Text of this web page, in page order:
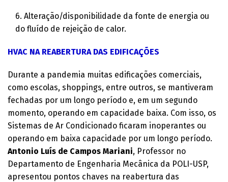
6. Alteração/disponibilidade da fonte de energia ou
do fluído de rejeição de calor.
HVAC NA REABERTURA DAS EDIFICAÇÕES
Durante a pandemia muitas edificações comerciais,
como escolas, shoppings, entre outros, se mantiveram
fechadas por um longo período e, em um segundo
momento, operando em capacidade baixa. Com isso, os
Sistemas de Ar Condicionado ficaram inoperantes ou
operando em baixa capacidade por um longo período.
Antonio Luís de Campos Mariani, Professor no
Departamento de Engenharia Mecânica da POLI-USP,
apresentou pontos chaves na reabertura das